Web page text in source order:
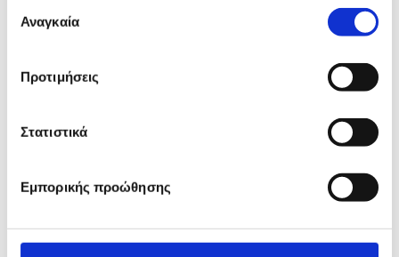
των υπηρεσιών τους.
συγκατάθεσης
Αναγκαία
Προτιμήσεις
Στατιστικά
Εμπορικής προώθησης